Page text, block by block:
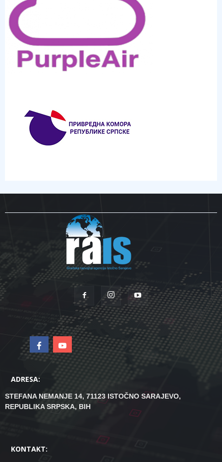
ADRESA:
STEFANA NEMANJE 14, 71123 ISTOČNO SARAJEVO,
REPUBLIKA SRPSKA, BIH
KONTAKT: